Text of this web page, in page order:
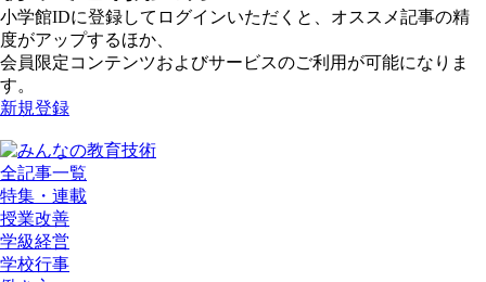
小学館IDに登録してログインいただくと、オススメ記事の精
度がアップするほか、
会員限定コンテンツおよびサービスのご利用が可能になりま
す。
新規登録
全記事一覧
特集・連載
授業改善
学級経営
学校行事